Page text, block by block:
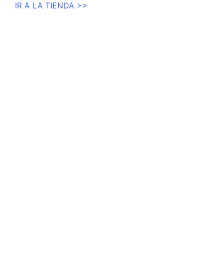
IR A LA TIENDA >>